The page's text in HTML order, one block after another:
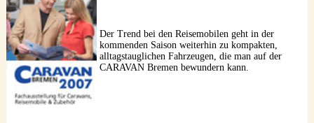
Der Trend bei den Reisemobilen geht in der
kommenden Saison weiterhin zu kompakten,
alltagstauglichen Fahrzeugen, die man auf der
CARAVAN Bremen bewundern kann.